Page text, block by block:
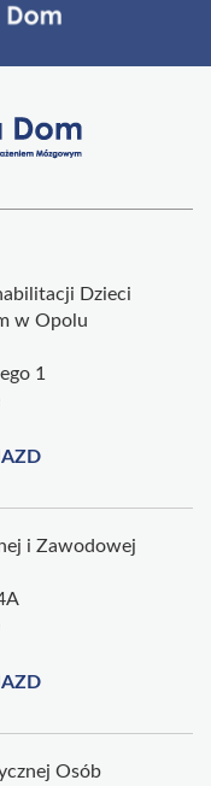
Dzieci
w Opolu
1
i Zawodowej
Osób